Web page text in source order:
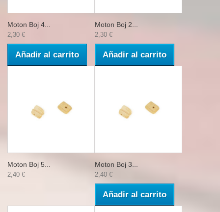
Moton Boj 4...
2,30 €
Añadir al carrito
Moton Boj 2...
2,30 €
Añadir al carrito
Moton Boj 5...
2,40 €
Moton Boj 3...
2,40 €
Añadir al carrito